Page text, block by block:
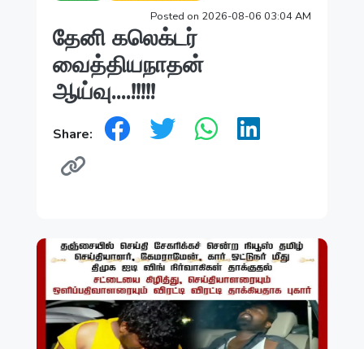
Posted on 2026-08-06 03:04 AM
தேனி கலெக்டர்
வைத்தியநாதன்
ஆய்வு....!!!!!
Share: